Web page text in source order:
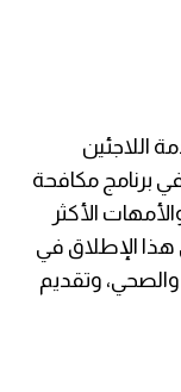
اللاجئين
برنامج مكافحة
الأكثر
هذا الإطلاق في
وتقديم